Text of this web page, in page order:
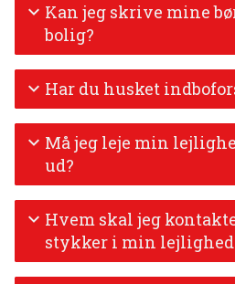
Kan jeg skrive mine
bolig?
Har du husket
Må jeg leje min
ud?
Hvem skal jeg
stykker i min